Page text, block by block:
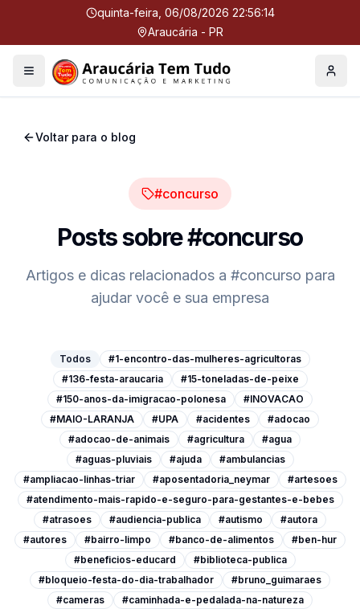
quinta-feira, 06/08/2026 22:56:15
Araucária - PR
Menu Perfil
Voltar para o blog
#concurso
Posts sobre#concurso
Artigos e dicas relacionados a #concurso para
ajudar você e sua empresa
Todos
#1-encontro-das-mulheres-agricultoras
#136-festa-araucaria
#15-toneladas-de-peixe
#150-anos-da-imigracao-polonesa
#INOVACAO
#MAIO-LARANJA
#UPA #acidentes
#adocao
#adocao-de-animais
#agricultura
#agua
#aguas-pluviais
#ajuda
#ambulancias
#ampliacao-linhas-triar
#aposentadoria_neymar
#artesoes
#atendimento-mais-rapido-e-seguro-para-gestantes-e-bebes
#atrasoes
#audiencia-publica #autismo
#autora
#autores
#bairro-limpo #banco-de-alimentos
#ben-hur
#beneficios-educard
#biblioteca-publica
#bloqueio-festa-do-dia-trabalhador
#bruno_guimaraes
#cameras
#caminhada-e-pedalada-na-natureza